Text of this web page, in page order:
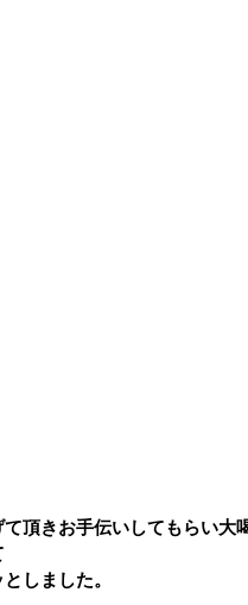
頂きお手伝いしてもらい大
しました。